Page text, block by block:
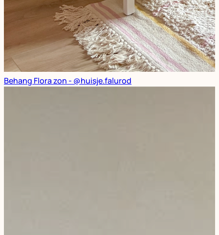
Behang Flora zon - @huisje.falurod